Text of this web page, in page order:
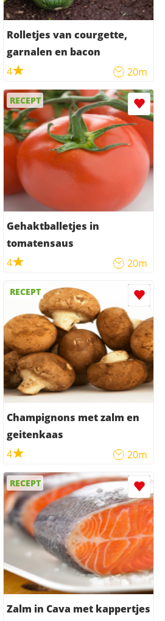
Rolletjes van courgette,
garnalen en bacon
4
20m
RECEPT
Gehaktballetjes in
tomatensaus
4
20m
RECEPT
Champignons met zalm en
geitenkaas
4
20m
RECEPT
Zalm in Cava met kappertjes